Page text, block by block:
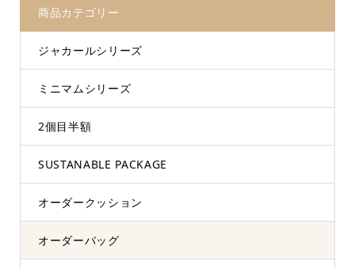
商品カテゴリー
ジャカールシリーズ
ミニマムシリーズ
2個目半額
SUSTANABLE PACKAGE
オーダークッション
オーダーバッグ